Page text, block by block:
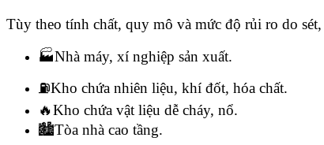
Tùy theo tính chất, quy mô và mức độ rủi ro do
🏭Nhà máy, xí nghiệp sản xuất.
⛽Kho chứa nhiên liệu, khí đốt, hóa chất.
🔥Kho chứa vật liệu dễ cháy, nổ.
🏙️Tòa nhà cao tầng.